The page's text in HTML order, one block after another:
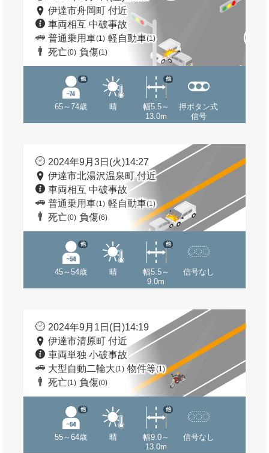
伊達市舟岡町 付近
車両相互 中破事故
普通乗用車(1) 軽自動車(1)
死亡(0) 負傷(1)
65～74歳
他
晴
幅5.5～
13.0m
他
押ボタン式
信号
2024年9月3日(火)14:27
伊達市北湯沢温泉町 付近
車両相互 中破事故
普通乗用車(1) 軽自動車(1)
死亡(0) 負傷(6)
45～54歳
他
晴
幅5.5～
9.0m
他
信号なし
2024年9月1日(日)14:19
伊達市清原町 付近
車両単独 小破事故
大型自動二輪大(1) 物件等(1)
死亡(1) 負傷(0)
55～64歳
他
晴
幅9.0～
13.0m
他
信号なし